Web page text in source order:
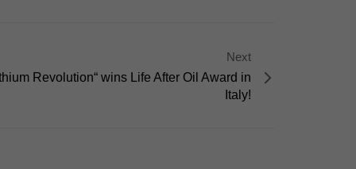
Next
Revolution“ wins Life After Oil Award in
Italy!